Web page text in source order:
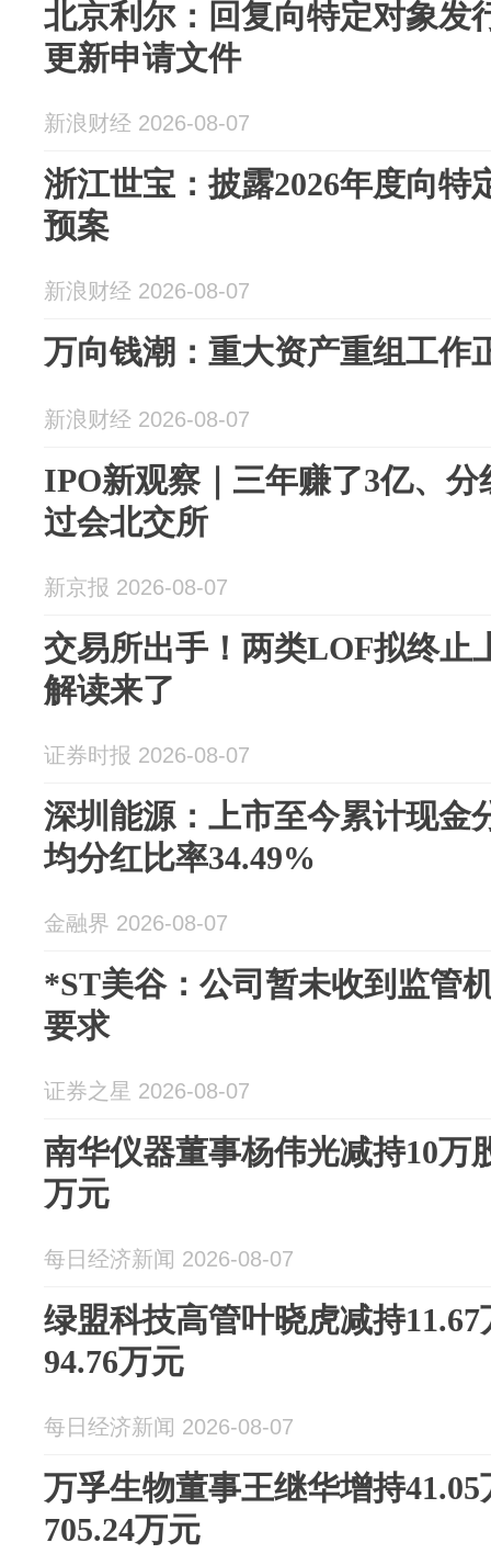
北京利尔：回复向特定对象发
更新申请文件
新浪财经 2026-08-07
浙江世宝：披露2026年度向特
预案
新浪财经 2026-08-07
万向钱潮：重大资产重组工作
新浪财经 2026-08-07
IPO新观察｜三年赚了3亿、分
过会北交所
新京报 2026-08-07
交易所出手！两类LOF拟终止
解读来了
证券时报 2026-08-07
深圳能源：上市至今累计现金
均分红比率34.49%
金融界 2026-08-07
*ST美谷：公司暂未收到监管
要求
证券之星 2026-08-07
南华仪器董事杨伟光减持10万
万元
每日经济新闻 2026-08-07
绿盟科技高管叶晓虎减持
94.76万元
每日经济新闻 2026-08-07
万孚生物董事王继华增持
705.24万元